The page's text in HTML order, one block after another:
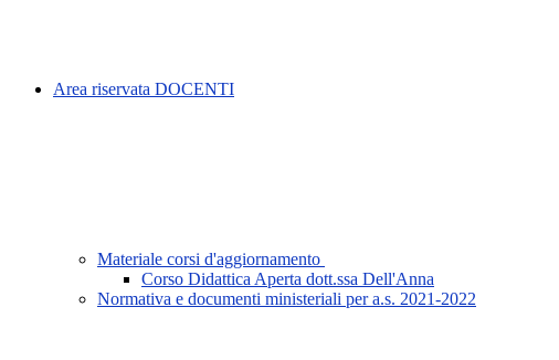
Area riservata DOCENTI
Materiale corsi d'aggiornamento
Corso Didattica Aperta dott.ssa Dell'Anna
Normativa e documenti ministeriali per a.s. 2021-2022